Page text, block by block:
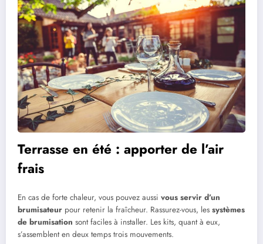
Terrasse en été : apporter de l’air
frais
En cas de forte chaleur, vous pouvez aussi vous servir d’un
brumisateur pour retenir la fraîcheur. Rassurez-vous, les systèmes
de brumisation sont faciles à installer. Les kits, quant à eux,
s’assemblent en deux temps trois mouvements.